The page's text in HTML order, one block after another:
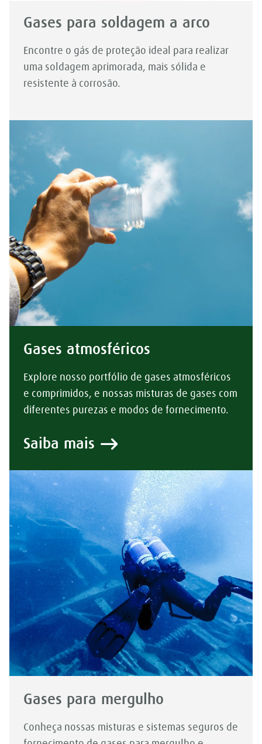
Gases para soldagem a arco
Encontre o gás de proteção ideal para realizar
uma soldagem aprimorada, mais sólida e
resistente à corrosão.
Gases atmosféricos
Explore nosso portfólio de gases atmosféricos
e comprimidos, e nossas misturas de gases com
diferentes purezas e modos de fornecimento.
Saiba mais
Gases para mergulho
Conheça nossas misturas e sistemas seguros de